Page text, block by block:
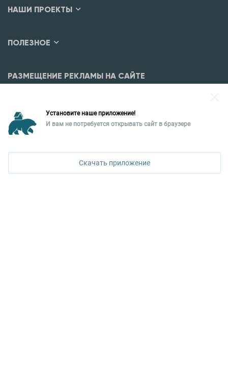
НАШИ ПРОЕКТЫ
ПОЛЕЗНОЕ
РАЗМЕЩЕНИЕ РЕКЛАМЫ НА САЙТЕ
Уральская палата недвижимости
620026, Екатеринбург,
КОНТАКТЫ УПН
Установите наше приложение!
И вам не потребуется открывать сайт в браузере
Скачать приложение